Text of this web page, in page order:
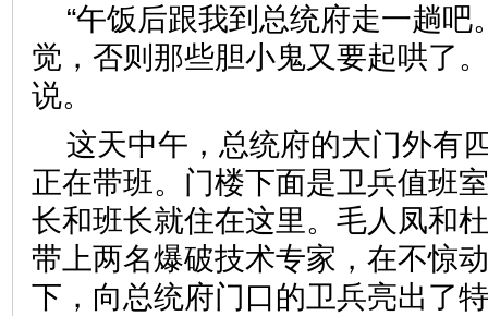
“午饭后跟我到总统府走一趟吧
觉，否则那些胆小鬼又要起哄了
说。
这天中午，总统府的大门外有
正在带班。门楼下面是卫兵值班
长和班长就住在这里。毛人凤和
带上两名爆破技术专家，在不惊
下，向总统府门口的卫兵亮出了